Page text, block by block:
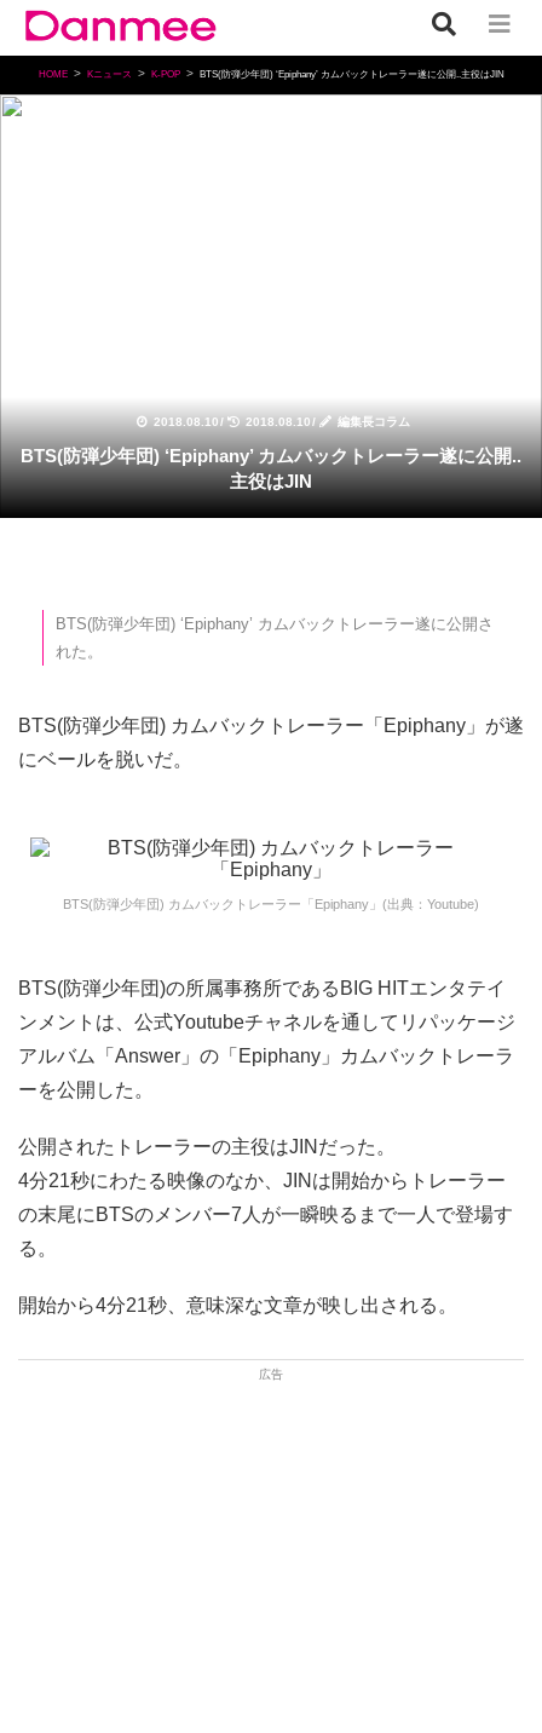
HOME Kニュース K-POP BTS(防弾少年団) ‘Epiphany’ カムバックトレーラー遂に公開..主役はJIN
2018.08.10/ 2018.08.10/ 編集長コラム
BTS(防弾少年団) ‘Epiphany’ カムバックトレーラー遂に公開..
主役はJIN
BTS(防弾少年団) ‘Epiphany’ カムバックトレーラー遂に公開さ
れた。
BTS(防弾少年団) カムバックトレーラー「Epiphany」が遂
にベールを脱いだ。
BTS(防弾少年団) カムバックトレーラー「Epiphany」(出典：Youtube)
BTS(防弾少年団)の所属事務所であるBIG HITエンタテイ
ンメントは、公式Youtubeチャネルを通してリパッケージ
アルバム「Answer」の「Epiphany」カムバックトレーラ
ーを公開した。
公開されたトレーラーの主役はJINだった。
4分21秒にわたる映像のなか、JINは開始からトレーラー
の末尾にBTSのメンバー7人が一瞬映るまで一人で登場す
る。
開始から4分21秒、意味深な文章が映し出される。